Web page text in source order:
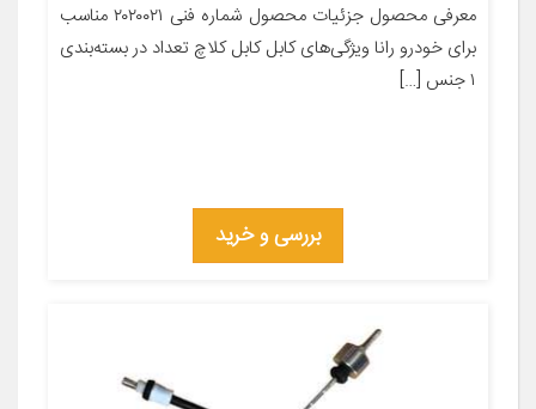
معرفی محصول جزئیات محصول شماره فنی ۲۰۲۰۰۲۱ مناسب
برای خودرو رانا ویژگی‌های کابل کابل کلاچ تعداد در بسته‌بندی
۱ جنس […]
بررسی و خرید